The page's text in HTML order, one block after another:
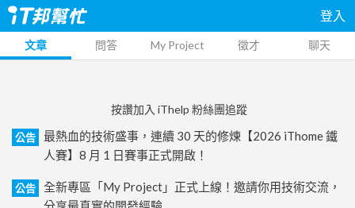
登入
文章 問答 My Project 徵才 聊天
按讚加入 iThelp 粉絲團追蹤
公告
最熱血的技術盛事，連續 30 天的修煉【2026 iThome 鐵
人賽】8 月 1 日賽事正式開啟！
公告
全新專區「My Project」正式上線！邀請你用技術交流，